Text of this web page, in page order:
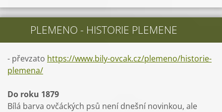
PLEMENO - HISTORIE PLEMENE
- převzato https://www.bily-ovcak.cz/plemeno/historie-
plemena/
Do roku 1879
Bílá barva ovčáckých psů není dnešní novinkou, ale